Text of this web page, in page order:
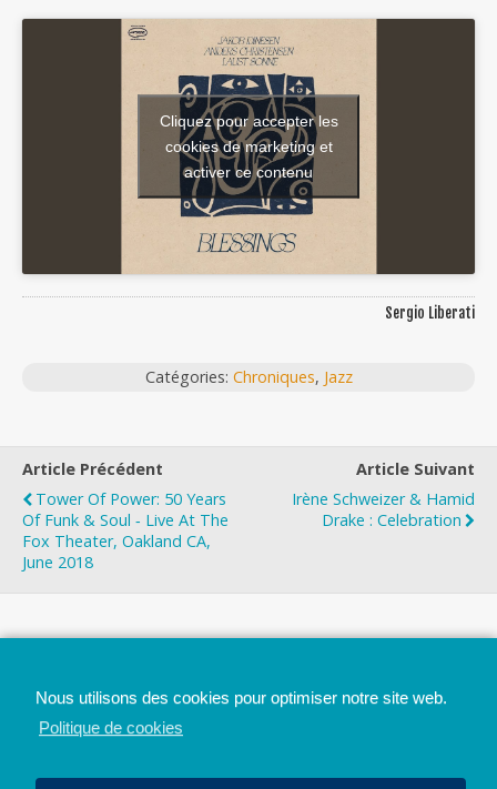
Cliquez pour accepter les
cookies de marketing et
activer ce contenu
Sergio Liberati
Catégories: Chroniques, Jazz
Article Précédent
Tower Of Power: 50 Years
Of Funk & Soul ‐ Live At The
Fox Theater, Oakland CA,
June 2018
Article Suivant
Irène Schweizer & Hamid
Drake : Celebration
Nous utilisons des cookies pour optimiser notre site web.
Politique de cookies